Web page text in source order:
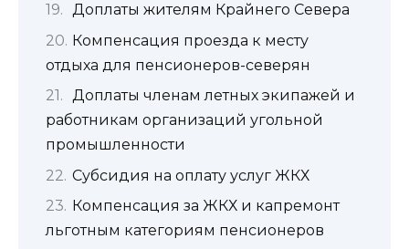
Доплаты жителям Крайнего Севера
Компенсация проезда к месту
отдыха для пенсионеров-северян
Доплаты членам летных экипажей и
работникам организаций угольной
промышленности
Субсидия на оплату услуг ЖКХ
Компенсация за ЖКХ и капремонт
льготным категориям пенсионеров